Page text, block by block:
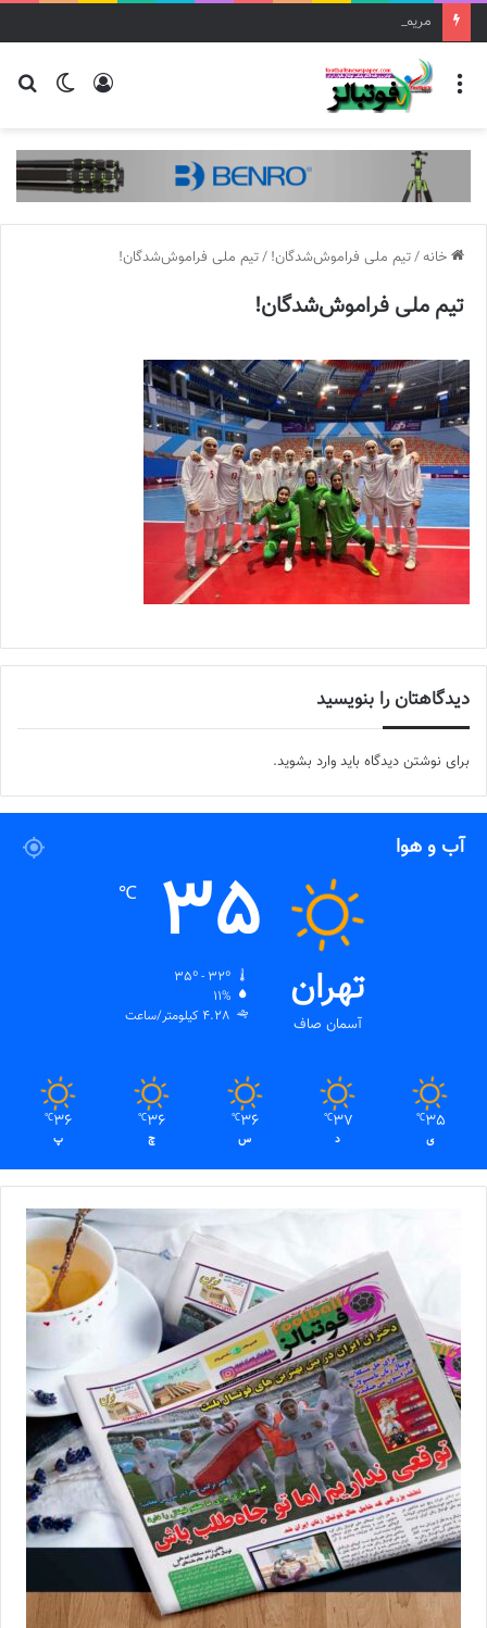
مریم ایراندوست سرمربی تیم فوتبال زنان استقلال شد
تغییر
ورود منو
خانه/تیم ملی فراموش‌شدگان! /تیم ملی فراموش‌شدگان!
تیم ملی فراموش‌شدگان!
دیدگاهتان را بنویسید
برای نوشتن دیدگاه باید وارد بشوید.
آب و هوا
تهران
آسمان صاف
35
℃
11%
4.28 کیلومتر/ساعت
35
℃
ی
37
℃
د
36
℃
س
36
℃
چ
36
℃
پ